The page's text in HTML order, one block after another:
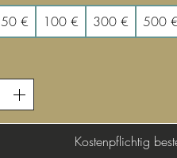
50 € 100 € 300 € 500 €
Kostenpflichtig